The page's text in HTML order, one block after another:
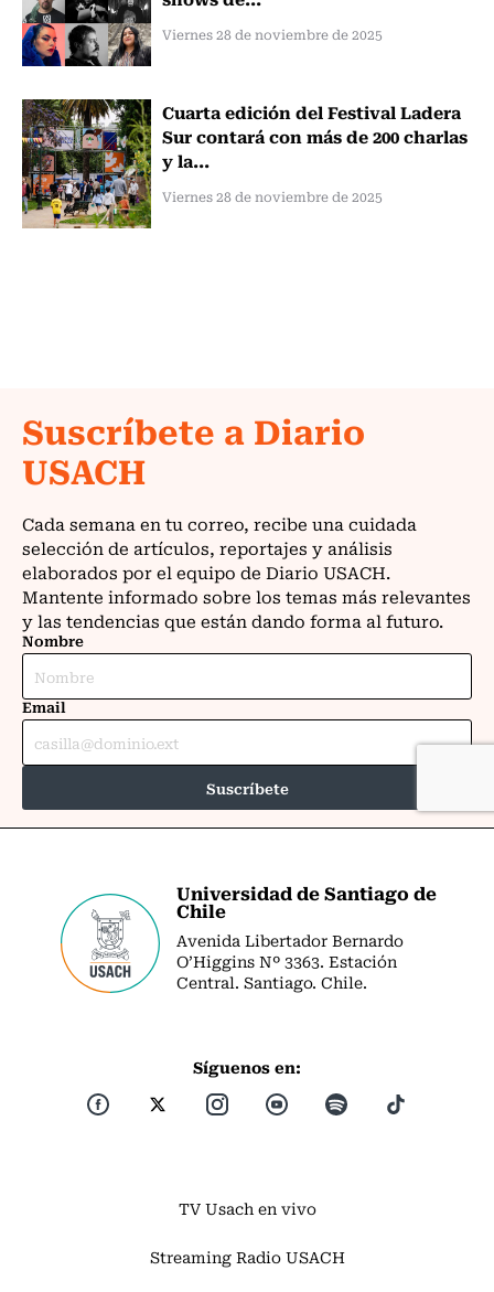
Viernes 28 de noviembre de 2025
Cuarta edición del Festival Ladera
Sur contará con más de 200 charlas
y la...
Viernes 28 de noviembre de 2025
Universidad de Santiago de
Chile
Avenida Libertador Bernardo
O’Higgins Nº 3363. Estación
Central. Santiago. Chile.
Síguenos en:
TV Usach en vivo
Streaming Radio USACH